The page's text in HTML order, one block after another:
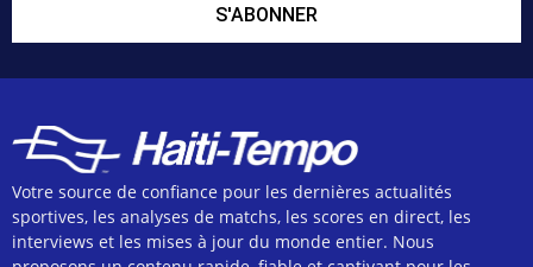
S'ABONNER
Votre source de confiance pour les dernières actualités
sportives, les analyses de matchs, les scores en direct, les
interviews et les mises à jour du monde entier. Nous